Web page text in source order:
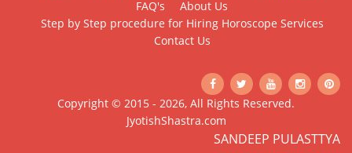
FAQ's
About Us
Step by Step procedure for Hiring Horoscope Services
Contact Us
Copyright © 2015 - 2026, All Rights Reserved.
JyotishShastra.com
SANDEEP PULASTTYA